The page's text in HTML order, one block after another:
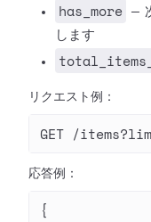
has_more
—
します
リクエスト例：
GET /
応答例：
{